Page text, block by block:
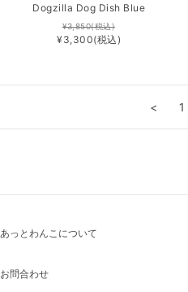
Dogzilla Dog Dish Blue
¥3,850(税込)
¥3,300(税込)
< 1
あっとわんこについて
お問合わせ